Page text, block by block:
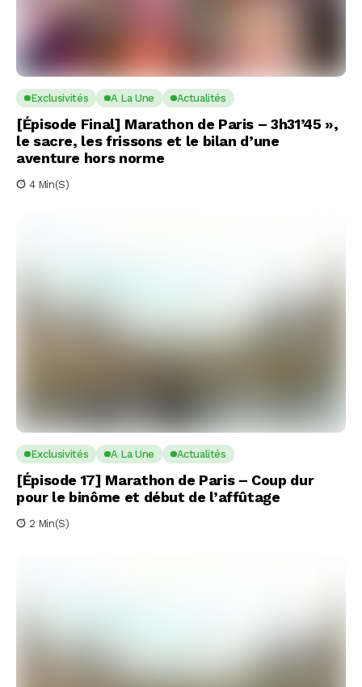
Exclusivités A La Une Actualités
[Épisode Final] Marathon de Paris – 3h31’45 »,
le sacre, les frissons et le bilan d’une
aventure hors norme
4 Min(s)
Exclusivités A La Une Actualités
[Épisode 17] Marathon de Paris – Coup dur
pour le binôme et début de l’affûtage
2 Min(s)